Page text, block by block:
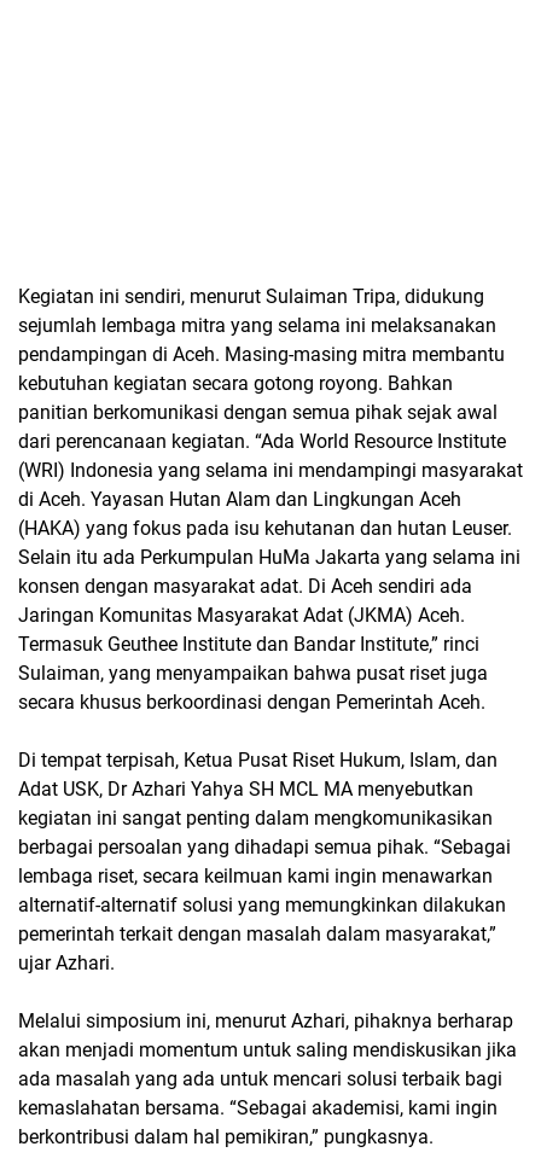
Kegiatan ini sendiri, menurut Sulaiman Tripa, didukung
sejumlah lembaga mitra yang selama ini melaksanakan
pendampingan di Aceh. Masing-masing mitra membantu
kebutuhan kegiatan secara gotong royong. Bahkan
panitian berkomunikasi dengan semua pihak sejak awal
dari perencanaan kegiatan. “Ada World Resource Institute
(WRI) Indonesia yang selama ini mendampingi masyarakat
di Aceh. Yayasan Hutan Alam dan Lingkungan Aceh
(HAKA) yang fokus pada isu kehutanan dan hutan Leuser.
Selain itu ada Perkumpulan HuMa Jakarta yang selama ini
konsen dengan masyarakat adat. Di Aceh sendiri ada
Jaringan Komunitas Masyarakat Adat (JKMA) Aceh.
Termasuk Geuthee Institute dan Bandar Institute,” rinci
Sulaiman, yang menyampaikan bahwa pusat riset juga
secara khusus berkoordinasi dengan Pemerintah Aceh.
Di tempat terpisah, Ketua Pusat Riset Hukum, Islam, dan
Adat USK, Dr Azhari Yahya SH MCL MA menyebutkan
kegiatan ini sangat penting dalam mengkomunikasikan
berbagai persoalan yang dihadapi semua pihak. “Sebagai
lembaga riset, secara keilmuan kami ingin menawarkan
alternatif-alternatif solusi yang memungkinkan dilakukan
pemerintah terkait dengan masalah dalam masyarakat,”
ujar Azhari.
Melalui simposium ini, menurut Azhari, pihaknya berharap
akan menjadi momentum untuk saling mendiskusikan jika
ada masalah yang ada untuk mencari solusi terbaik bagi
kemaslahatan bersama. “Sebagai akademisi, kami ingin
berkontribusi dalam hal pemikiran,” pungkasnya.